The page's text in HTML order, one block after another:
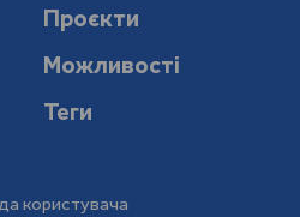
Проєкти
Можливості
Теги
користувача